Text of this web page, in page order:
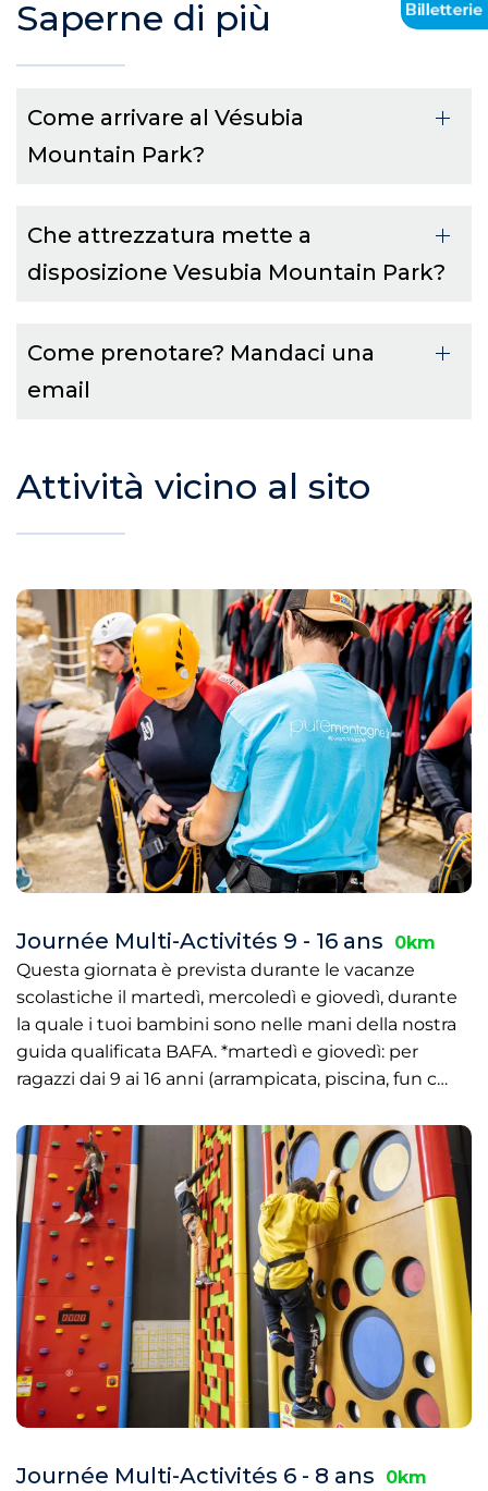
Saperne di più
Come arrivare al Vésubia
Mountain Park?
Che attrezzatura mette a
disposizione Vesubia Mountain Park?
Come prenotare? Mandaci una
email
Attività vicino al sito
Journée Multi-Activités 9 - 16 ans
0km
Questa giornata è prevista durante le vacanze
scolastiche il martedì, mercoledì e giovedì, durante
la quale i tuoi bambini sono nelle mani della nostra
guida qualificata BAFA. *martedì e giovedì: per
ragazzi dai 9 ai 16 anni (arrampicata, piscina, fun c…
Journée Multi-Activités 6 - 8 ans
0km